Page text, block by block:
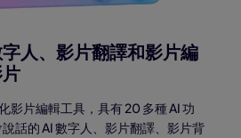
人、影片翻譯和影片編
影片編輯工具，具有 20 多種 AI 功
話的 AI 數字人、影片翻譯、影片背